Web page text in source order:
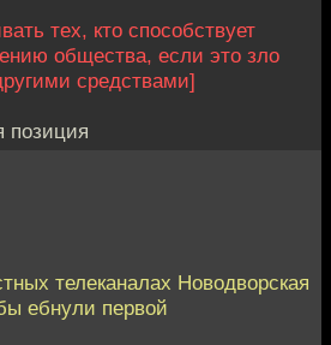
тех, кто способствует
общества, если это зло
средствами]
позиция
телеканалах Новодворская
ебнули первой